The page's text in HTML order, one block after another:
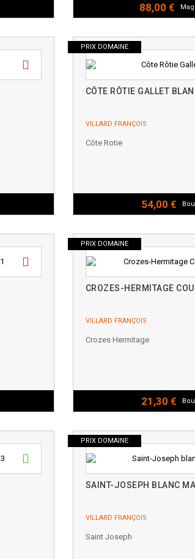
88,00 €
PRIX DOMAINE
CÔTE RÔTIE GALLET
VILLARD FRANÇOIS
Côte Rotie
54,00 €
PRIX DOMAINE
CROZES-HERMITAGE
VILLARD FRANÇOIS
Crozes Hermitage
21,30 €
PRIX DOMAINE
SAINT-JOSEPH BLANC
VILLARD FRANÇOIS
Saint Joseph